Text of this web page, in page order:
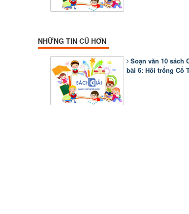
NHỮNG TIN CŨ HƠN
Soạn văn 10 sách
bài 6: Hồi trống Cổ